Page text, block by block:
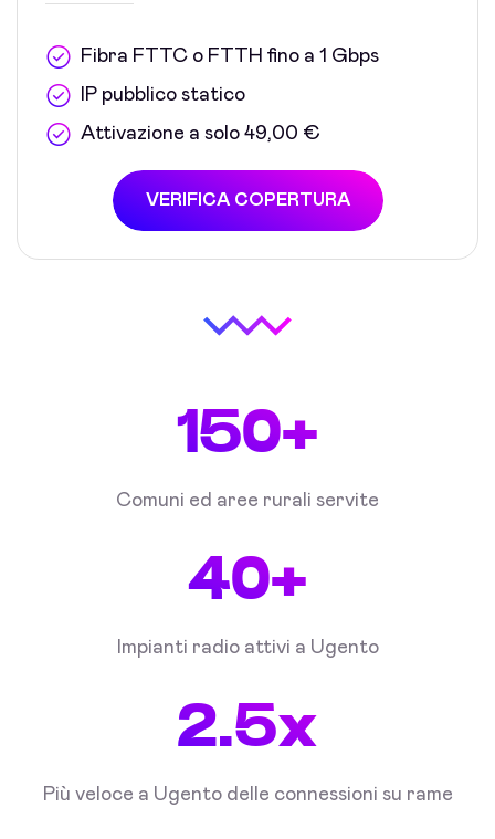
Fibra FTTC o FTTH fino a 1 Gbps
IP pubblico statico
Attivazione a solo 49,00 €
VERIFICA COPERTURA
150+
Comuni ed aree rurali servite
40+
Impianti radio attivi a Ugento
2.5x
Più veloce a Ugento delle connessioni su rame